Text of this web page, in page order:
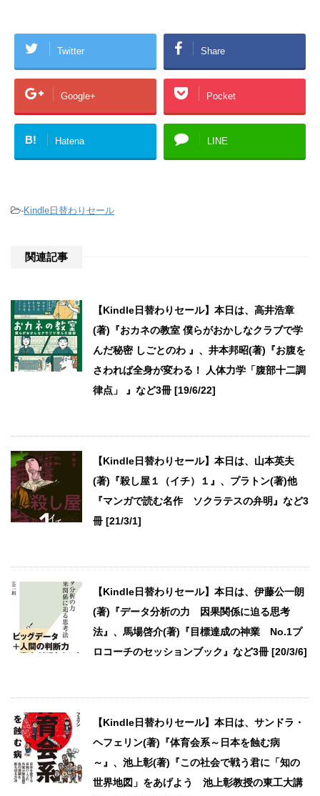
Twitter Share
Google+ Pocket
B! Hatena LINE
-Kindle日替わりセール
関連記事
【Kindle日替わりセール】本日は、高井浩章
(著)『おカネの教室 僕らがおかしなクラブで学
んだ秘密 しごとのわ 』、井本邦昭(著)『お腹を
さわれば全身が変わる！ 人体力学「腹部十二調
律点」 』など3冊 [19/6/22]
【Kindle日替わりセール】本日は、山本英夫
(著)『殺し屋１（イチ）１』、プラトン(著)他
『マンガで読む名作 ソクラテスの弁明』など3
冊 [21/3/1]
【Kindle日替わりセール】本日は、伊藤公一朗
(著)『データ分析の力 因果関係に迫る思考
法』、馬場啓介(著)『目標達成の神業 No.1プ
ロコーチのセッションブック』など3冊 [20/3/6]
【Kindle日替わりセール】本日は、サンドラ・
ヘフェリン(著)『体育会系～日本を蝕む病
～』、池上彰(著)『この社会で戦う君に「知の
世界地図」をあげよう 池上彰教授の東工大講